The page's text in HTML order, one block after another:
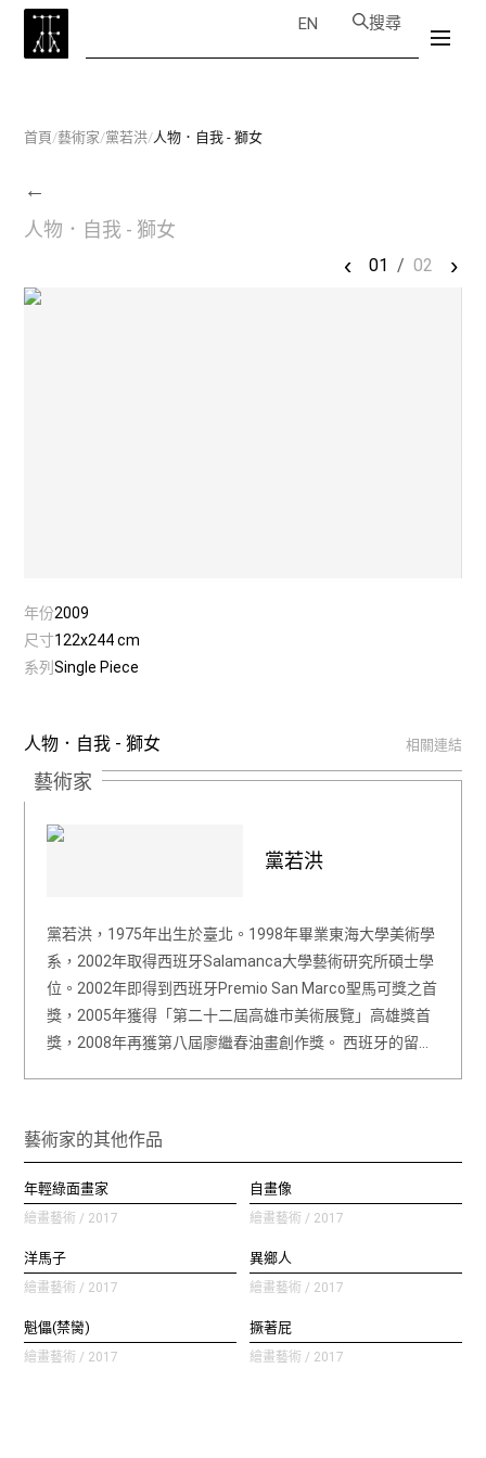
EN 搜尋
首頁/藝術家/黨若洪/人物．自我 - 獅女
←
人物．自我 - 獅女
‹ 01 / 02 ›
年份2009
尺寸122x244 cm
系列Single Piece
人物．自我 - 獅女 相關連結
藝術家
黨若洪
黨若洪，1975年出生於臺北。1998年畢業東海大學美術學
系，2002年取得西班牙Salamanca大學藝術研究所碩士學
位。2002年即得到西班牙Premio San Marco聖馬可獎之首
獎，2005年獲得「第二十二屆高雄市美術展覽」高雄獎首
獎，2008年再獲第八屆廖繼春油畫創作獎。 西班牙的留…
藝術家的其他作品
年輕綠面畫家
繪畫藝術 / 2017
自畫像
繪畫藝術 / 2017
洋馬子
繪畫藝術 / 2017
異鄉人
繪畫藝術 / 2017
魁儡(禁臠)
繪畫藝術 / 2017
撅著屁
繪畫藝術 / 2017